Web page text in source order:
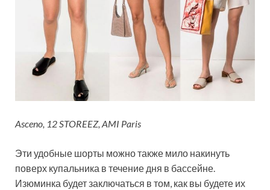
Asceno, 12 STOREEZ, AMI Paris
Эти удобные шорты можно также мило накинуть
поверх купальника в течение дня в бассейне.
Изюминка будет заключаться в том, как вы будете их